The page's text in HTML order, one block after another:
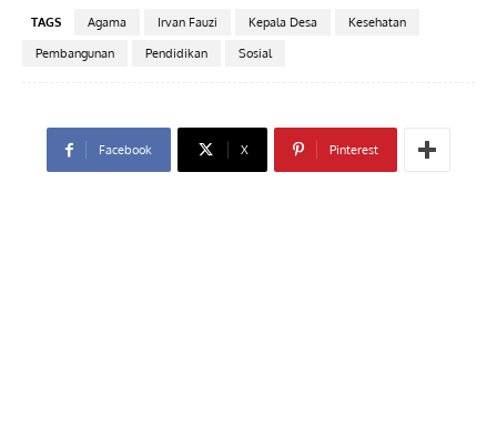
TAGS Agama Irvan Fauzi Kepala Desa
Kesehatan
Pembangunan
Pendidikan Sosial
Facebook X Pinterest